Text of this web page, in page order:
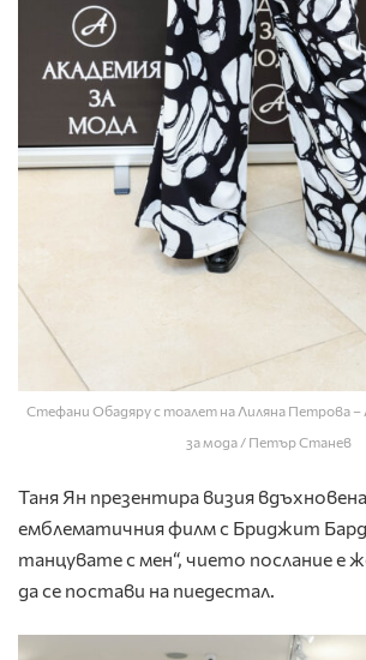
Стефани Обадяру с тоалет на Лиляна Петрова –
за мода / Петър Станев
Таня Ян презентира визия
емблематичния филм с Бриджит
танцувате с мен“, чието послание е
да се постави на пиедестал.